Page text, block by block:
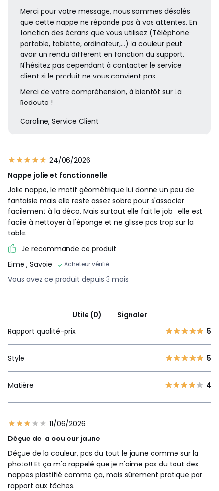
Merci pour votre message, nous sommes désolés
que cette nappe ne réponde pas à vos attentes. En
fonction des écrans que vous utilisez (Téléphone
portable, tablette, ordinateur,...) la couleur peut
avoir un rendu différent en fonction du support.
N'hésitez pas cependant à contacter le service
client si le produit ne vous convient pas.
Merci de votre compréhension, à bientôt sur La
Redoute !
Caroline, Service Client
24/06/2026
Nappe jolie et fonctionnelle
Jolie nappe, le motif géométrique lui donne un peu de
fantaisie mais elle reste assez sobre pour s'associer
facilement à la déco. Mais surtout elle fait le job : elle est
facile à nettoyer à l'éponge et ne glisse pas trop sur la
table.
Je recommande ce produit
Eime , Savoie Acheteur vérifié
Vous avez ce produit depuis 3 mois
Utile (0)
Signaler
Rapport qualité-prix
5
Style 5
Matière 4
11/06/2026
Déçue de la couleur jaune
Déçue de la couleur, pas du tout le jaune comme sur la
photo!! Et ça m'a rappelé que je n'aime pas du tout des
nappes plastifié comme ça, mais sûrement pratique par
rapport aux tâches.